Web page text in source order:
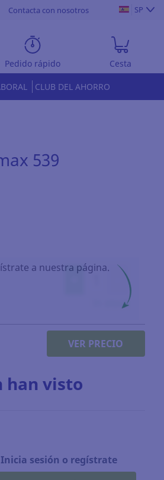
Contacta con nosotros SP
Pedido rápido Cesta
CLUB DEL AHORRO
539
a nuestra página.
VER PRECIO
han visto
Inicia sesión o regístrate